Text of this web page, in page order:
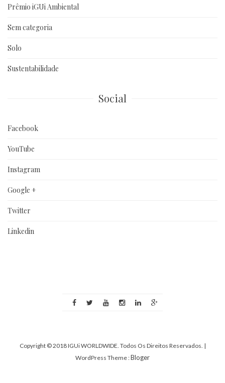
Prêmio iGUi Ambiental
Sem categoria
Solo
Sustentabilidade
Social
Facebook
YouTube
Instagram
Google +
Twitter
Linkedin
Copyright © 2018 IGUi WORLDWIDE. Todos Os Direitos Reservados. |
WordPress Theme :Bloger